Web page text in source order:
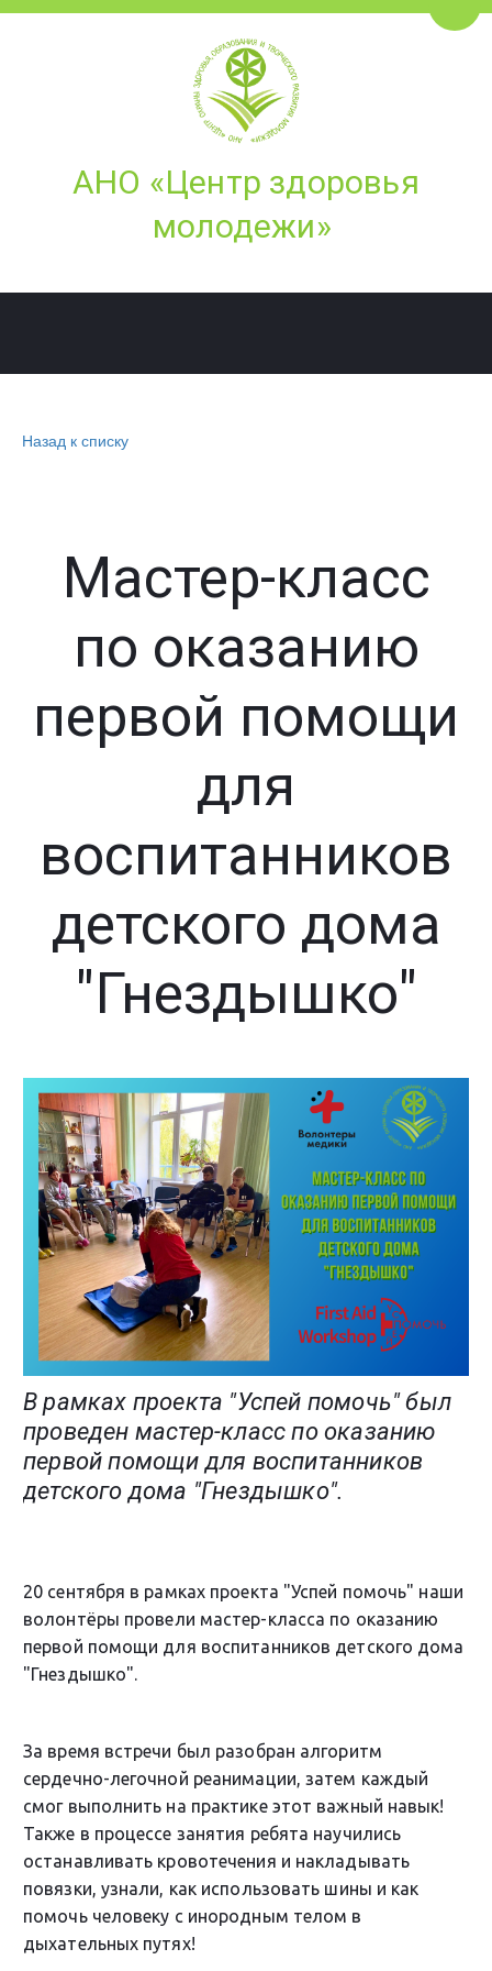
АНО ­­«Це­­нтр здоровья
молодежи»
Назад к списку
Мастер-класс
по оказанию
первой помощи
для
воспитанников
детского дома
"Гнездышко"
В рамках проекта "Успей помочь" был
проведен мастер-класс по оказанию
первой помощи для воспитанников
детского дома "Гнездышко".
20 сентября в рамках проекта "Успей помочь" наши
волонтёры провели мастер-класса по оказанию
первой помощи для воспитанников детского дома
"Гнездышко".
За время встречи был разобран алгоритм
сердечно-легочной реанимации, затем каждый
смог выполнить на практике этот важный навык!
Также в процессе занятия ребята научились
останавливать кровотечения и накладывать
повязки, узнали, как использовать шины и как
помочь человеку с инородным телом в
дыхательных путях!